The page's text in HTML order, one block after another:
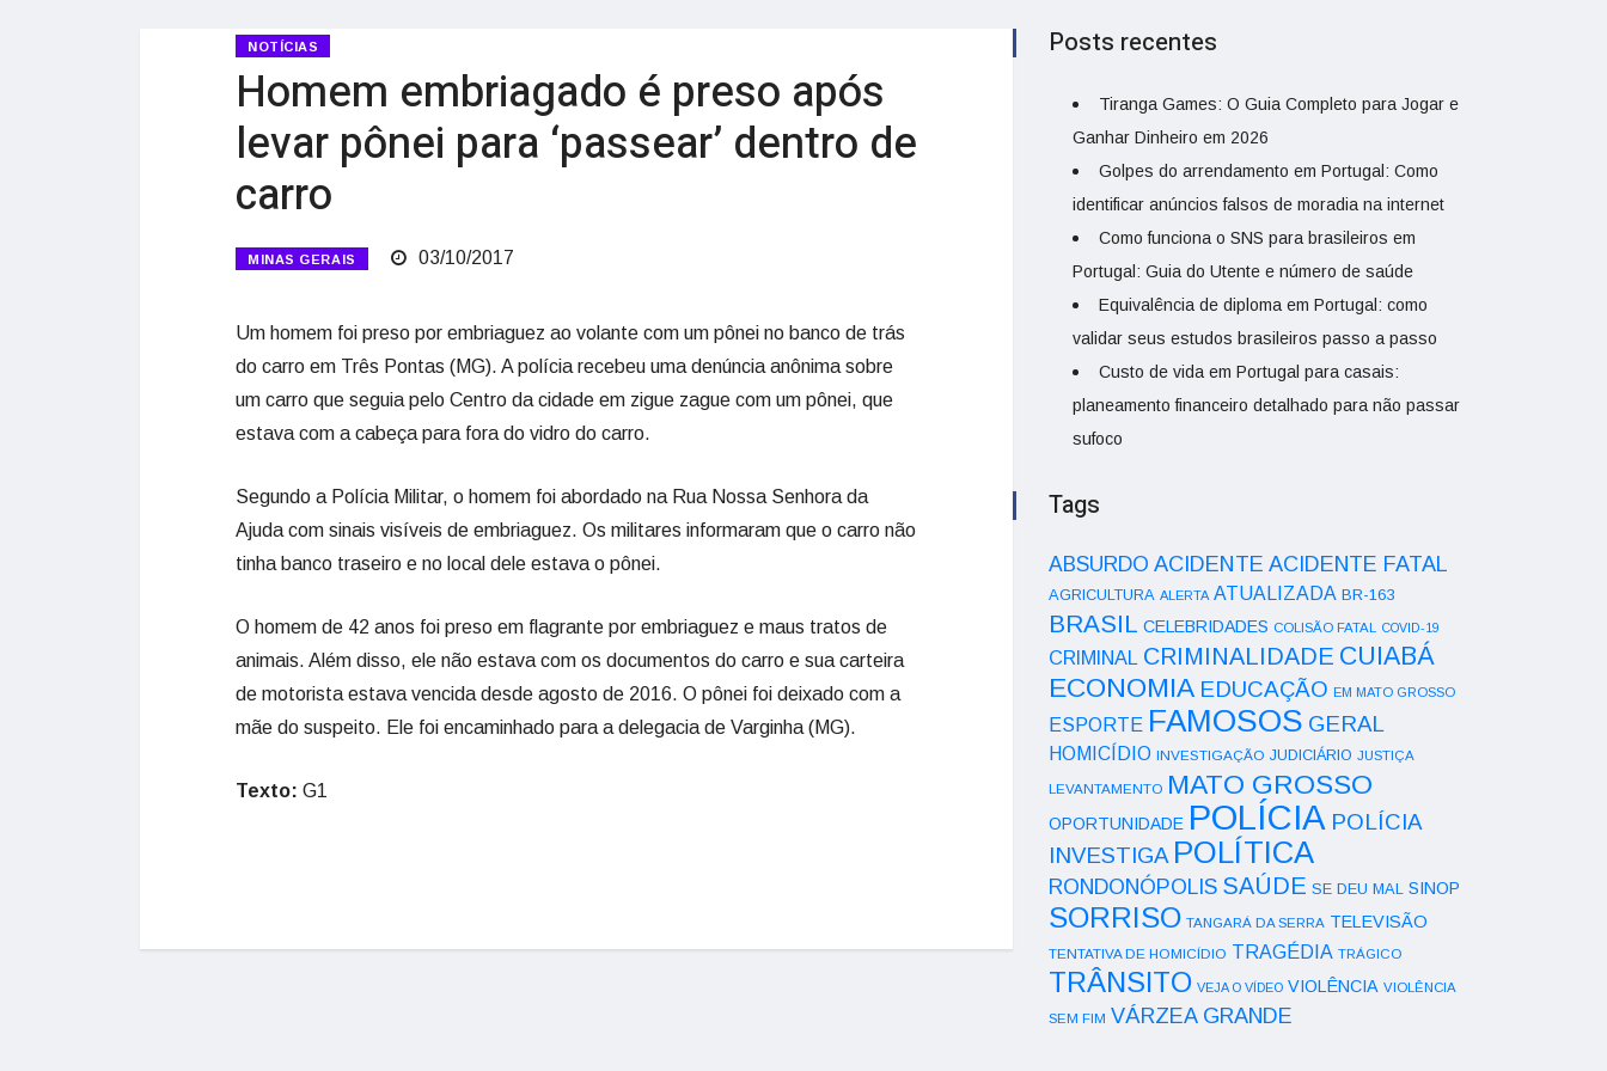
NOTÍCIAS
Homem embriagado é preso após
levar pônei para ‘passear’ dentro de
carro
MINAS GERAIS 03/10/2017
Um homem foi preso por embriaguez ao volante com um pônei no banco de trás
do carro em Três Pontas (MG). A polícia recebeu uma denúncia anônima sobre
um carro que seguia pelo Centro da cidade em zigue zague com um pônei, que
estava com a cabeça para fora do vidro do carro.
Segundo a Polícia Militar, o homem foi abordado na Rua Nossa Senhora da
Ajuda com sinais visíveis de embriaguez. Os militares informaram que o carro não
tinha banco traseiro e no local dele estava o pônei.
O homem de 42 anos foi preso em flagrante por embriaguez e maus tratos de
animais. Além disso, ele não estava com os documentos do carro e sua carteira
de motorista estava vencida desde agosto de 2016. O pônei foi deixado com a
mãe do suspeito. Ele foi encaminhado para a delegacia de Varginha (MG).
Texto: G1
Posts recentes
Tiranga Games: O Guia Completo para Jogar e
Ganhar Dinheiro em 2026
Golpes do arrendamento em Portugal: Como
identificar anúncios falsos de moradia na internet
Como funciona o SNS para brasileiros em
Portugal: Guia do Utente e número de saúde
Equivalência de diploma em Portugal: como
validar seus estudos brasileiros passo a passo
Custo de vida em Portugal para casais:
planeamento financeiro detalhado para não passar
sufoco
Tags
ABSURDO ACIDENTE ACIDENTE FATAL
AGRICULTURA ALERTA ATUALIZADA BR-163
BRASIL CELEBRIDADES COLISÃO FATAL COVID-19
CRIMINAL CRIMINALIDADE CUIABÁ
ECONOMIA EDUCAÇÃO EM MATO GROSSO
ESPORTE FAMOSOS GERAL
HOMICÍDIO INVESTIGAÇÃO JUDICIÁRIO JUSTIÇA
LEVANTAMENTO MATO GROSSO
OPORTUNIDADE POLÍCIA POLÍCIA
INVESTIGA POLÍTICA
RONDONÓPOLIS SAÚDE SE DEU MAL SINOP
SORRISO TANGARÁ DA SERRA TELEVISÃO
TENTATIVA DE HOMICÍDIO TRAGÉDIA TRÁGICO
TRÂNSITO VEJA O VÍDEO VIOLÊNCIA VIOLÊNCIA
SEM FIM VÁRZEA GRANDE